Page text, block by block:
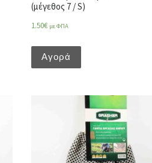
(μέγεθος 7 / S)
1.50€ με ΦΠΑ
Αγορά